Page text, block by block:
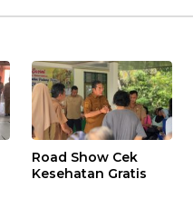
Road Show Cek
Kesehatan Gratis